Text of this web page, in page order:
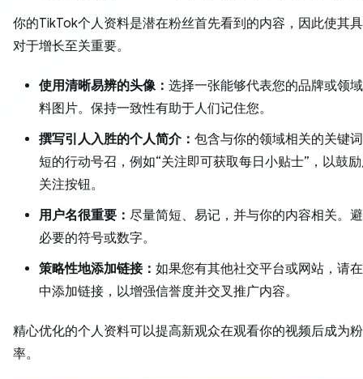
你的TikTok个人资料是潜在粉丝首先看到的内容，因此使其
对于增长至关重要。
使用清晰易辨的头像： 选择一张能够代表您的品牌或领
料图片。保持一致性有助于人们记住您。
撰写引人入胜的个人简介： 包含与你的领域相关的关键
短的行动号召，例如“关注即可获取每日小贴士”，以鼓
关注按钮。
用户名很重要： 尽量简短、易记，并与你的内容相关。
必要的符号或数字。
策略性地添加链接： 如果您有其他社交平台或网站，请
中添加链接，以增强信誉度并交叉推广内容。
精心优化的个人资料可以提高新观众在观看你的视频后成为
率。